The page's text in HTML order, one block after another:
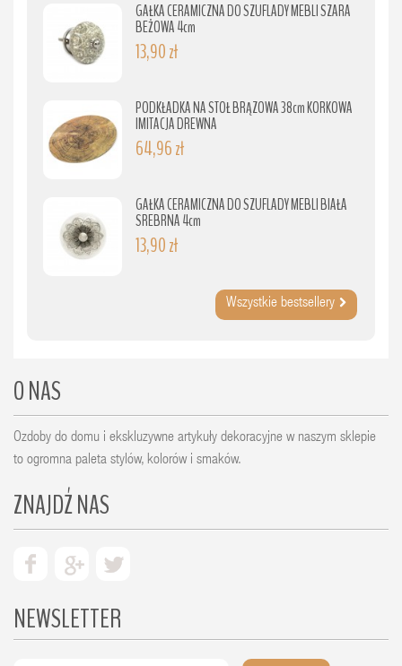
GAŁKA CERAMICZNA DO SZUFLADY MEBLI SZARA
BEŻOWA 4cm
13,90 zł
PODKŁADKA NA STÓŁ BRĄZOWA 38cm KORKOWA
IMITACJA DREWNA
64,96 zł
GAŁKA CERAMICZNA DO SZUFLADY MEBLI BIAŁA
SREBRNA 4cm
13,90 zł
Wszystkie bestsellery
O NAS
Ozdoby do domu i ekskluzywne artykuły dekoracyjne w naszym sklepie
to ogromna paleta stylów, kolorów i smaków.
ZNAJDŹ NAS
NEWSLETTER